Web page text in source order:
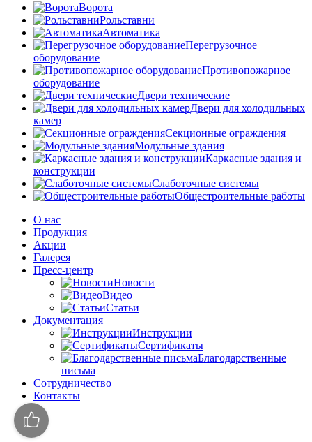
Ворота
Рольставни
Автоматика
Перегрузочное
оборудование
Противопожарное
оборудование
Двери технические
Двери для холодильных
камер
Секционные ограждения
Модульные здания
Каркасные здания и
конструкции
Слаботочные системы
Общестроительные работы
О нас
Продукция
Акции
Галерея
Пресс-центр
Новости
Видео
Статьи
Документация
Инструкции
Сертификаты
Благодарственные
письма
Сотрудничество
Контакты